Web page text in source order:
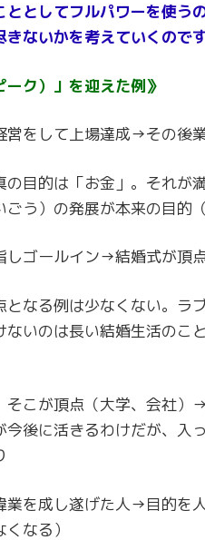
としてフルパワーを使う
ないかを考えていくのです
ーク）」を迎えた例》
をして上場達成→その後
の目的は「お金」。それが
う）の発展が本来の目的
ゴールイン→結婚式が頂
となる例は少なくない。ラ
ないのは長い結婚生活のこ
こが頂点（大学、会社）
今後に活きるわけだが、入
を成し遂げた人→目的を
なる）